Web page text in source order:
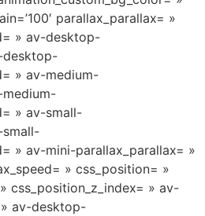
parallax_parallax= »
» av-desktop-
desktop-
» av-medium-
» av-small-
small-
» av-mini-parallax_parallax= »
» css_position= »
css_position_z_index= » av-
av-desktop-